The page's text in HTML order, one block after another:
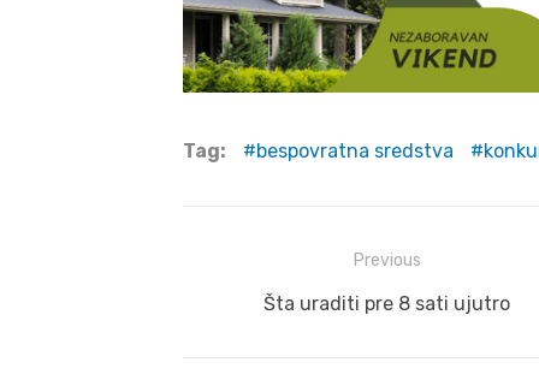
Tag: bespovratna sredstva
navigation
Previous
Previous
Šta uraditi pre 8 sati ujutro